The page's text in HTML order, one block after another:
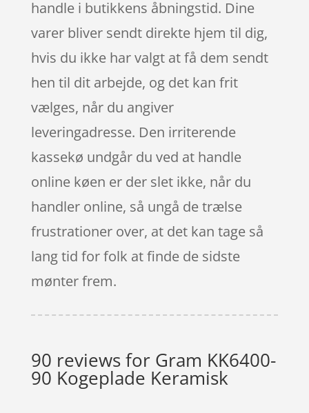
handle i butikkens åbningstid. Dine
varer bliver sendt direkte hjem til dig,
hvis du ikke har valgt at få dem sendt
hen til dit arbejde, og det kan frit
vælges, når du angiver
leveringadresse. Den irriterende
kassekø undgår du ved at handle
online køen er der slet ikke, når du
handler online, så ungå de trælse
frustrationer over, at det kan tage så
lang tid for folk at finde de sidste
mønter frem.
90 reviews for Gram KK6400-
90 Kogeplade Keramisk